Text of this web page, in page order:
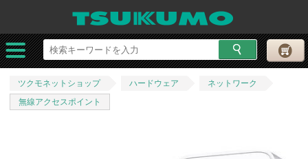
ツクモネットショップ ハードウェア
ネットワーク
無線アクセスポイント